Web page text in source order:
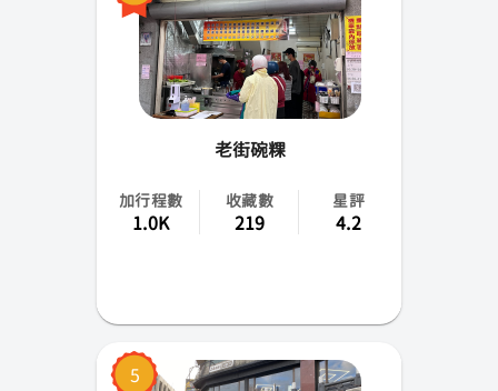
老街碗粿
加行程數
1.0K
收藏數
219
星評
4.2
5